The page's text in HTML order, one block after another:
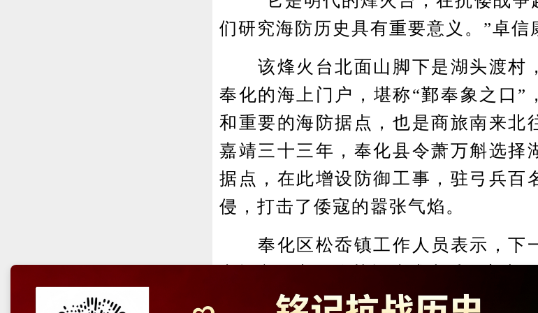
们研究海防历史具有重要意义。”卓信
该烽火台北面山脚下是湖头渡村
奉化的海上门户，堪称“鄞奉象之口”
和重要的海防据点，也是商旅南来北
嘉靖三十三年，奉化县令萧万斛选择
据点，在此增设防御工事，驻弓兵百
侵，打击了倭寇的嚣张气焰。
奉化区松岙镇工作人员表示，下